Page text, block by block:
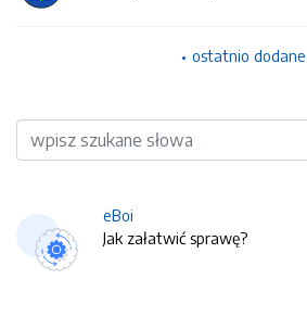
ostatnio dodane
Wyszukiwarka
eBoi
Jak załatwić sprawę?